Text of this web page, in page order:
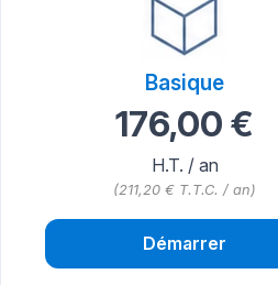
Basique
176,00 €
H.T. / an
(211,20 € T.T.C. / an)
Démarrer